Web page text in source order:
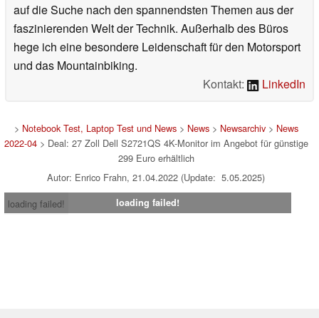
auf die Suche nach den spannendsten Themen aus der
faszinierenden Welt der Technik. Außerhalb des Büros
hege ich eine besondere Leidenschaft für den Motorsport
und das Mountainbiking.
Kontakt:
LinkedIn
> Notebook Test, Laptop Test und News> News> Newsarchiv> News
2022-04> Deal: 27 Zoll Dell S2721QS 4K-Monitor im Angebot für günstige
299 Euro erhältlich
Autor: Enrico Frahn, 21.04.2022 (Update: 5.05.2025)
loading failed!
loading failed!